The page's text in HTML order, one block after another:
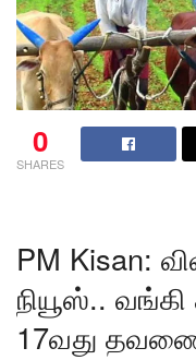
0
SHARES
PM Kisan:
நியூஸ்..
17வது